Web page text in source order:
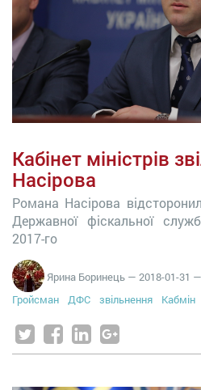
Кабінет міністрів
Насірова
Романа Насірова
Державної фіскальної
2017-го
Ярина Боринець — 2018-01-31
Гройсман
ДФС звільнення Кабмін